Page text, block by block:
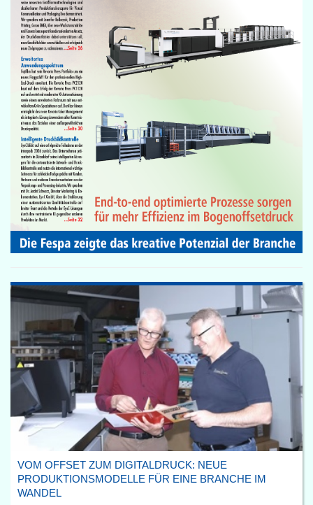
VOM OFFSET ZUM DIGITALDRUCK: NEUE
PRODUKTIONSMODELLE FÜR EINE BRANCHE IM
WANDEL